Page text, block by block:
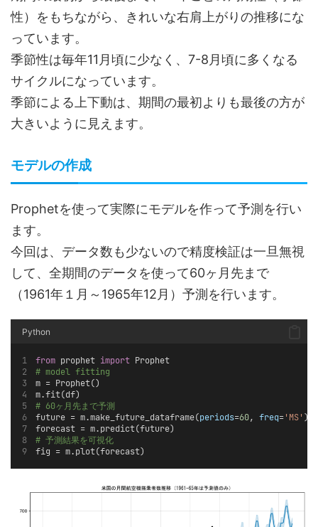
性）をもちながら、きれいな右肩上がりの推移にな
っています。
季節性は毎年11月頃に少なく、7-8月頃に多くなる
サイクルになっています。
季節による上下動は、期間の最初よりも最後の方が
大きいように見えます。
モデルの作成
Prophetを使って実際にモデルを作って予測を行い
ます。
今回は、データ数も少ないので精度検証は一旦無視
して、全期間のデータを使って60ヶ月先まで
（1961年１月～1965年12月）予測を行います。
Python
from prophet import Prophet
# model fitting
m = Prophet()
m.fit(df)
# 60ヶ月先まで予測
future = m.make_future_dataframe(periods=60, freq='MS' )
forecast = m.predict(future)
# 予測結果を可視化
fig = m.plot(forecast)